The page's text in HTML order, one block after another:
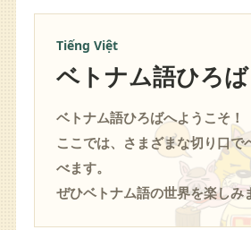
Tiếng Việt
ベトナム語ひろば
ベトナム語ひろばへようこそ！
ここでは、さまざまな切り口で
べます。
ぜひベトナム語の世界を楽しみ